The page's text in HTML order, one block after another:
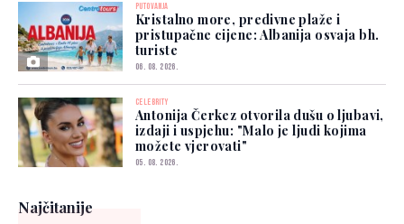
PUTOVANJA
Kristalno more, predivne plaže i
pristupačne cijene: Albanija osvaja bh.
turiste
06. 08. 2026.
CELEBRITY
Antonija Čerkez otvorila dušu o ljubavi,
izdaji i uspjehu: "Malo je ljudi kojima
možete vjerovati"
05. 08. 2026.
Najčitanije